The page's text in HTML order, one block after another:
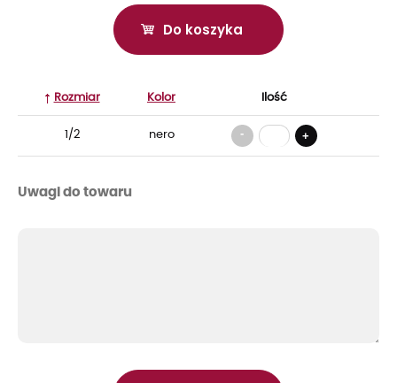
Do koszyka
Rozmiar Kolor Ilość
1/2 nero - +
Uwagi do towaru